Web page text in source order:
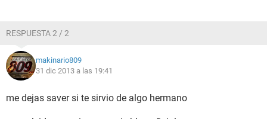
RESPUESTA 2 / 2
makinario809
31 dic 2013 a las 19:41
me dejas saver si te sirvio de algo hermano